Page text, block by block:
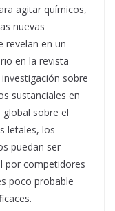
agitar químicos,
nuevas
revelan en un
en la revista
sobre
sustanciales en
sobre el
letales, los
puedan ser
por competidores
poco probable